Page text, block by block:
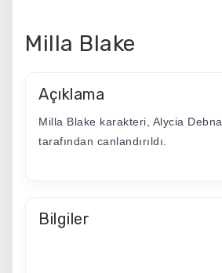
Milla Blake
Açıklama
Milla Blake karakteri, Alycia
tarafından canlandırıldı.
Bilgiler